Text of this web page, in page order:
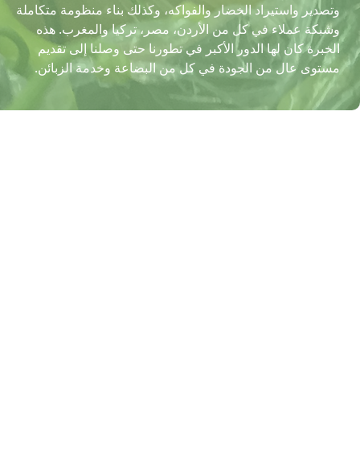
وتصدير واستيراد الخضار والفواكه، وكذلك بناء منظومة متكاملة
وشبكة عملاء في كل من الأردن، مصر، تركيا والمغرب. هذه
الخبرة كان لها الدور الأكبر في تطورنا حتى وصلنا إلى تقديم
مستوى عال من الجودة في كل من البضاعة وخدمة الزبائن.